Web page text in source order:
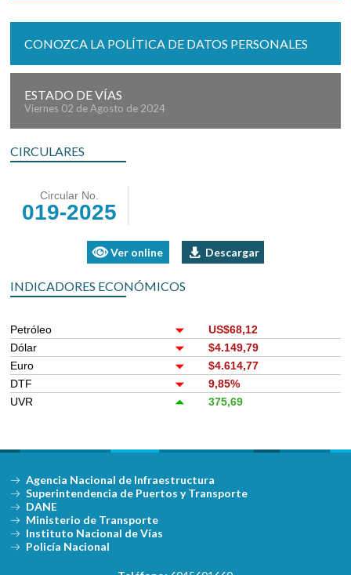
CONOZCA LA POLÍTICA DE DATOS PERSONALES
ESTADO DE VÍAS
Viernes 02 de Agosto de 2024
CIRCULARES
Circular No.
019-2025
Ver online Descargar
INDICADORES ECONÓMICOS
Petróleo
US$68,12
Dólar
$4.149,79
Euro
$4.614,77
DTF
9,85%
UVR
375,69
Agencia Nacional de Infraestructura
Superintendencia de Puertos y Transporte
DANE
Ministerio de Transporte
Instituto Nacional de Vías
Policía Nacional